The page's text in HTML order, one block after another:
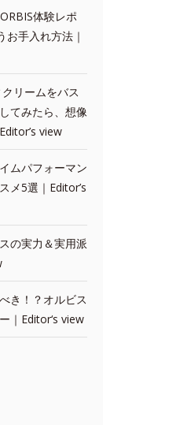
体験レポ
お手入れ方法｜
リームをバス
てみたら、想像
view
ムパフォーマン
メ5選｜Editor’s
の実力＆実用派
き！？オルビス
｜Editor‘s view